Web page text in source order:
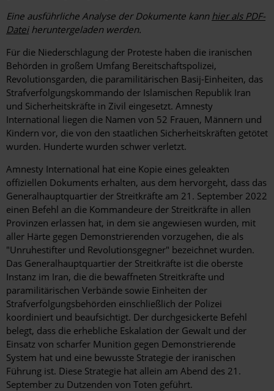
Eine ausführliche Analyse der Dokumente kann hier als PDF-
Dateiheruntergeladen werden.
Für die Niederschlagung der Proteste haben die iranischen
Behörden in großem Umfang Bereitschaftspolizei,
Revolutionsgarden, die paramilitärischen Basij-Einheiten, das
Strafverfolgungskommando der Islamischen Republik Iran
und Sicherheitskräfte in Zivil eingesetzt. Amnesty
International liegen die Namen von 52 Frauen, Männern und
Kindern vor, die von den staatlichen Sicherheitskräften getötet
wurden. Hunderte wurden schwer verletzt.
Amnesty International hat eine Kopie eines geleakten
offiziellen Dokuments erhalten, aus dem hervorgeht, dass das
Generalhauptquartier der Streitkräfte am 21. September 2022
einen Befehl an die Kommandeure der Streitkräfte in allen
Provinzen erlassen hat, in dem sie angewiesen wurden, mit
aller Härte gegen Demonstrierenden vorzugehen, die als
"Unruhestifter und Revolutionsgegner" bezeichnet wurden.
Das Generalhauptquartier der Streitkräfte ist die oberste
Instanz im Iran, die die bewaffneten Streitkräfte und
paramilitärischen Verbände sowie Einheiten der
Strafverfolgungsbehörden einschließlich der Polizei
koordiniert und beaufsichtigt. Der durchgesickerte Befehl
belegt, dass die erhebliche Eskalation der Gewalt und der
Einsatz von scharfer Munition gegen Demonstrierende
System hat und eine bewusste Strategie der iranischen
Führung ist. Diese Strategie hat allein am Abend des 21.
September zu Dutzenden von Toten geführt.